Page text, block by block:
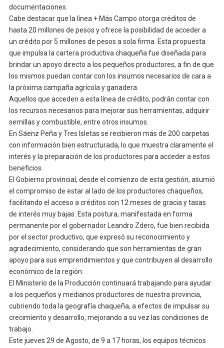
documentaciones.
Cabe destacar que la línea + Más Campo otorga créditos de
hasta 20 millones de pesos y ofrece la posibilidad de acceder a
un crédito por 5 millones de pesos a sola firma. Esta propuesta
que impulsa la cartera productiva chaqueña fue diseñada para
brindar un apoyo directo a los pequeños productores, a fin de que
los mismos puedan contar con los insumos necesarios de cara a
la próxima campaña agrícola y ganadera.
Aquellos que acceden a esta línea de crédito, podrán contar con
los recursos necesarios para mejorar sus herramientas, adquirir
semillas y combustible, entre otros insumos.
En Sáenz Peña y Tres Isletas se recibieron más de 200 carpetas
con información bien estructurada, lo que muestra claramente el
interés y la preparación de los productores para acceder a estos
beneficios.
El Gobierno provincial, desde el comienzo de esta gestión, asumió
el compromiso de estar al lado de los productores chaqueños,
facilitando el acceso a créditos con 12 meses de gracia y tasas
de interés muy bajas. Esta postura, manifestada en forma
permanente por el gobernador Leandro Zdero, fue bien recibida
por el sector productivo, que expresó su reconocimiento y
agradecimiento, considerando que son herramientas de gran
apoyo para sus emprendimientos y que contribuyen al desarrollo
económico de la región.
El Ministerio de la Producción continuará trabajando para ayudar
a los pequeños y medianos productores de nuestra provincia,
cubriendo toda la geografía chaqueña, a efectos de impulsar su
crecimiento y desarrollo, mejorando a su vez las condiciones de
trabajo.
Este jueves 29 de Agosto, de 9 a 17 horas, los equipos técnicos